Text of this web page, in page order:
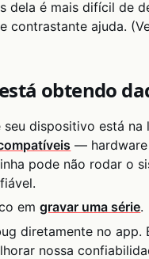
dela é mais difícil de
contrastante ajuda.
obtendo
seu dispositivo está na
— hardware
pode não rodar o
emgravar uma série.
diretamente no app.
nossa